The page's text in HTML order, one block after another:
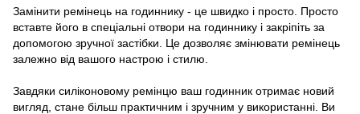
Замінити ремінець на годиннику - це швидко і просто. Просто
вставте його в спеціальні отвори на годиннику і закріпіть за
допомогою зручної застібки. Це дозволяє змінювати ремінець
залежно від вашого настрою і стилю.
Завдяки силіконовому ремінцю ваш годинник отримає новий
вигляд, стане більш практичним і зручним у використанні. Ви